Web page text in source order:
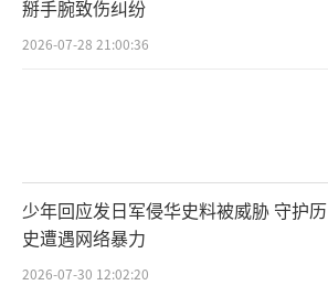
掰手腕致伤纠纷
2026-07-28 21:00:36
少年回应发日军侵华史料被威胁 守护历
史遭遇网络暴力
2026-07-30 12:02:20